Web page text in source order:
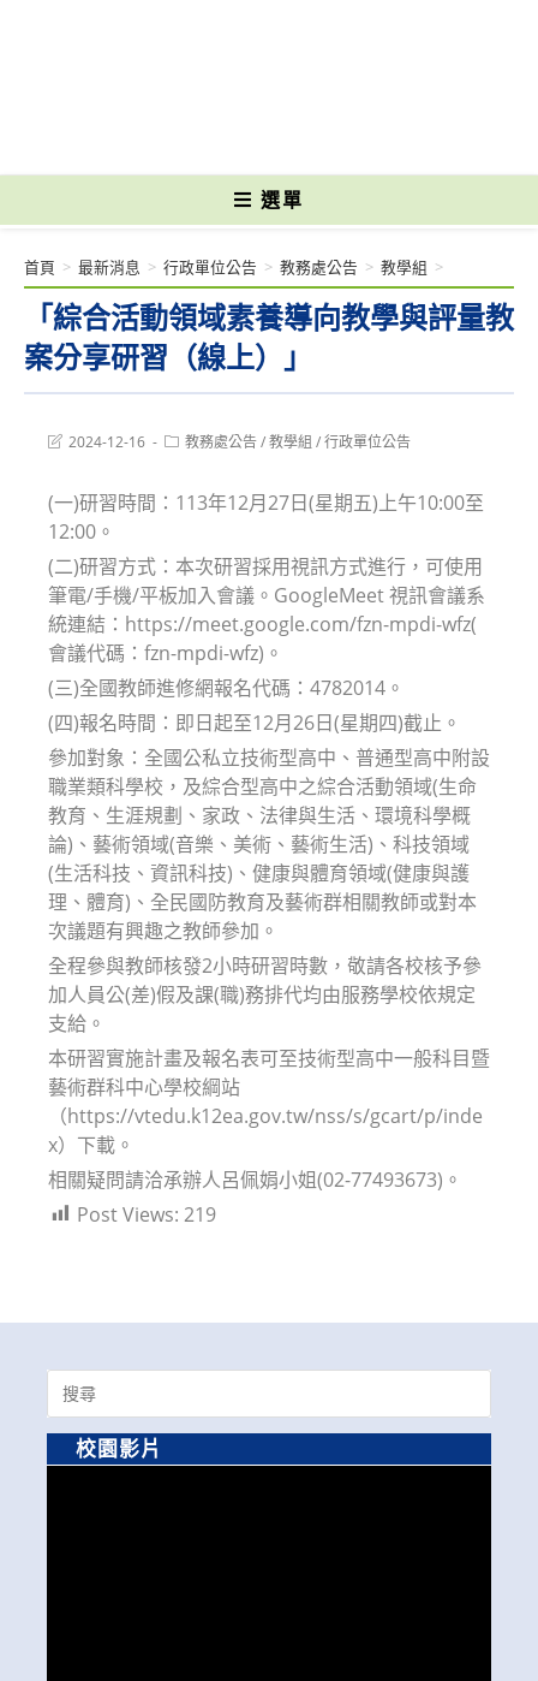
選單
「綜合活動領域素養導向教學與評量教
案分享研習（線上）」
首頁 > 最新消息 > 行政單位公告 > 教務處公告 > 教學組 >
Post2024-12-16
Post教務處公告/教學組 /行政單位公告
(一)研習時間：113年12月27日(星期五)上午10:00至
12:00。
(二)研習方式：本次研習採用視訊方式進行，可使用
筆電/手機/平板加入會議。GoogleMeet 視訊會議系
統連結：https://meet.google.com/fzn-mpdi-wfz(
會議代碼：fzn-mpdi-wfz)。
(三)全國教師進修網報名代碼：4782014。
(四)報名時間：即日起至12月26日(星期四)截止。
參加對象：全國公私立技術型高中、普通型高中附設
職業類科學校，及綜合型高中之綜合活動領域(生命
教育、生涯規劃、家政、法律與生活、環境科學概
論)、藝術領域(音樂、美術、藝術生活)、科技領域
(生活科技、資訊科技)、健康與體育領域(健康與護
理、體育)、全民國防教育及藝術群相關教師或對本
次議題有興趣之教師參加。
全程參與教師核發2小時研習時數，敬請各校核予參
加人員公(差)假及課(職)務排代均由服務學校依規定
支給。
本研習實施計畫及報名表可至技術型高中一般科目暨
藝術群科中心學校綱站
（https://vtedu.k12ea.gov.tw/nss/s/gcart/p/inde
x）下載。
相關疑問請洽承辦人呂佩娟小姐(02-77493673)。
Post Views: 219
Search
for:
校園影片